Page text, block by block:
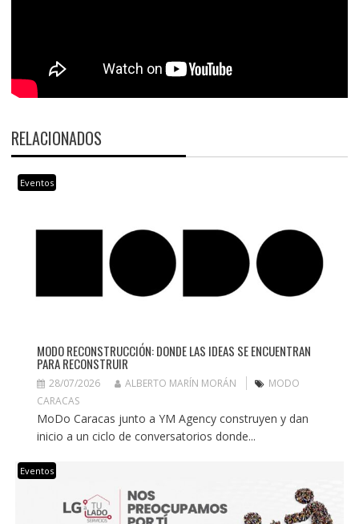
RELACIONADOS
Eventos
MODO RECONSTRUCCIÓN: DONDE LAS IDEAS SE ENCUENTRAN
PARA RECONSTRUIR
28/07/2026 ALBERTO MARÍN MORÁN
MODO
CARACAS
MoDo Caracas junto a YM Agency construyen y dan
inicio a un ciclo de conversatorios donde...
Eventos